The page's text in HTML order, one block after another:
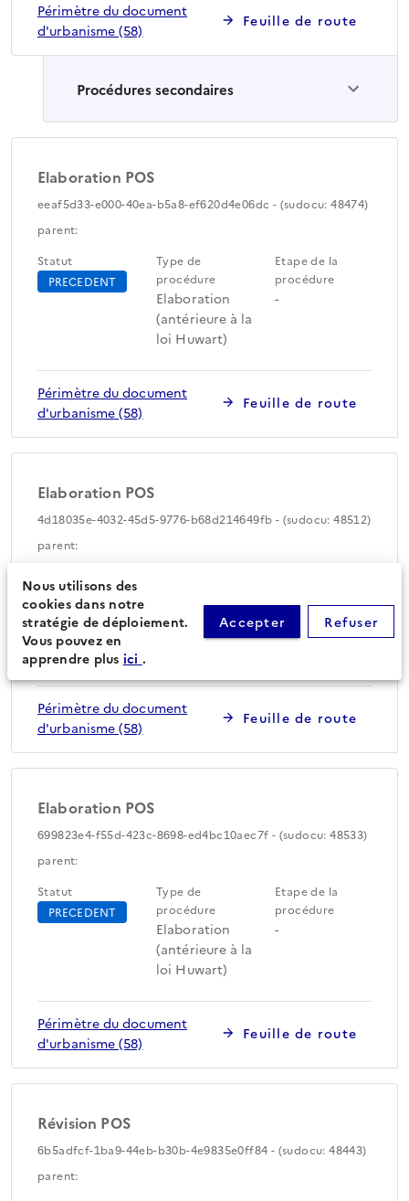
Périmètre du document
d'urbanisme (58)
Feuille de route
Procédures secondaires
Elaboration POS
eeaf5d33-e000-40ea-b5a8-ef620d4e06dc - (sudocu: 48474)
parent:
Statut
PRECEDENT
Type de
procédure
Elaboration
(antérieure à la
loi Huwart)
Etape de la
procédure
-
Périmètre du document
d'urbanisme (58)
Feuille de route
Elaboration POS
4d18035e-4032-45d5-9776-b68d214649fb - (sudocu: 48512)
parent:
PRECEDENT
Elaboration
(antérieure à la
Périmètre du document
d'urbanisme (58)
Feuille de route
Elaboration POS
699823e4-f55d-423c-8698-ed4bc10aec7f - (sudocu: 48533)
parent:
Statut
PRECEDENT
Type de
procédure
Elaboration
(antérieure à la
loi Huwart)
Etape de la
procédure
-
Périmètre du document
d'urbanisme (58)
Feuille de route
Révision POS
6b5adfcf-1ba9-44eb-b30b-4e9835e0ff84 - (sudocu: 48443)
parent:
Nous utilisons des
cookies dans notre
stratégie de déploiement.
Vous pouvez en
apprendre plus ici .
Accepter Refuser